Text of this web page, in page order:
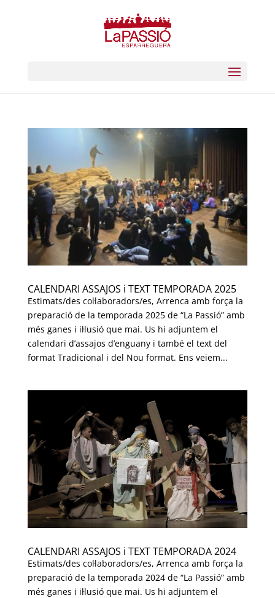
CALENDARI ASSAJOS i TEXT TEMPORADA 2025
Estimats/des col·laboradors/es, Arrenca amb força la
preparació de la temporada 2025 de “La Passió” amb
més ganes i il·lusió que mai. Us hi adjuntem el
calendari d’assajos d’enguany i també el text del
format Tradicional i del Nou format. Ens veiem...
CALENDARI ASSAJOS i TEXT TEMPORADA 2024
Estimats/des col·laboradors/es, Arrenca amb força la
preparació de la temporada 2024 de “La Passió” amb
més ganes i il·lusió que mai. Us hi adjuntem el